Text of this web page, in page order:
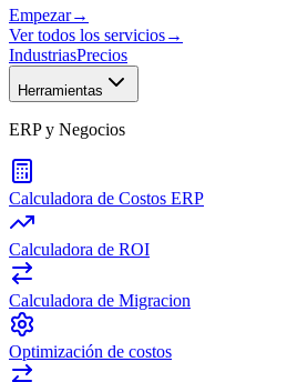
Empezar→
Ver todos los servicios→
IndustriasPrecios
Herramientas
ERP y Negocios
Calculadora de Costos ERP
Calculadora de ROI
Calculadora de Migracion
Optimización de costos